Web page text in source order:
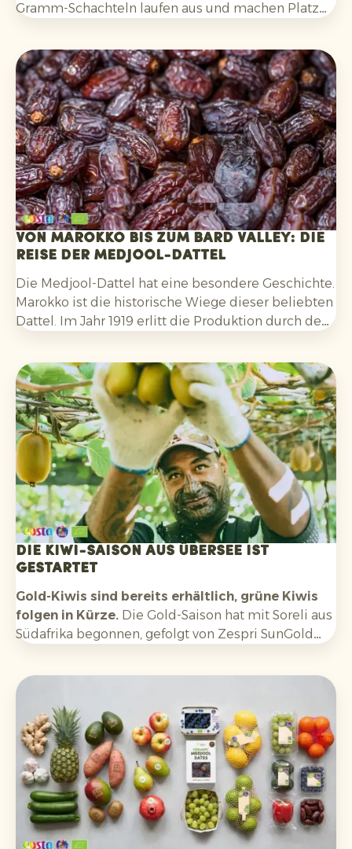
Gramm-Schachteln laufen aus und machen Platz
sprechen die Schachteln die wichtigsten
Zielgruppen besser an:Millennials und Gen Z.
Von Marokko bis zum Bard Valley: Die
Reise der Medjool-Dattel
Die Medjool-Dattel hat eine besondere Geschichte.
Marokko ist die historische Wiege dieser beliebten
Dattel. Im Jahr 1919 erlitt die Produktion durch den
Rückschlag. Dadurch sank die Produktion drastisch
und die Medjool-Dattel drohte fast zu
verschwinden.
Die Kiwi-Saison aus Übersee ist
gestartet
Gold-Kiwis sind bereits erhältlich, grüne Kiwis
folgen in Kürze. Die Gold-Saison hat mit Soreli aus
Südafrika begonnen, gefolgt von Zespri SunGold
auch die ersten grünen Kiwis aus Chile. Später in
der Saison kommen Mengen aus Argentinien hinzu.
Die Aussichten für die neue Saison sind positiv:
Qualität und Verfügbarkeit sehen gut aus.